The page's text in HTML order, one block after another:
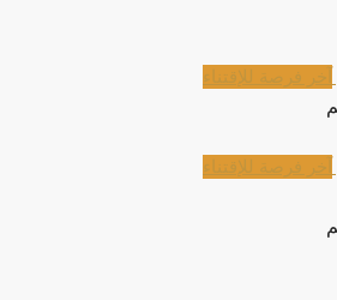
آخر فرصة للإقتناء
آخر فرصة للإقتناء